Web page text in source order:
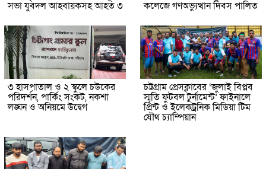
সভা যুবদল আহবায়কসহ আহত ৩ কলেজে গণঅভ্যুত্থান দিবস পালিত
৩ হাসপাতাল ও ২ স্কুলে চউকের
পরিদর্শন, পার্কিং সংকট, নকশা
লঙ্ঘন ও অনিয়মে উদ্বেগ
চট্টগ্রাম প্রেসক্লাবের ‘জুলাই বিপ্লব
স্মৃতি ফুটবল টুর্নামেন্ট’ ফাইনালে
প্রিন্ট ও ইলেকট্রনিক মিডিয়া টিম
যৌথ চ্যাম্পিয়ান